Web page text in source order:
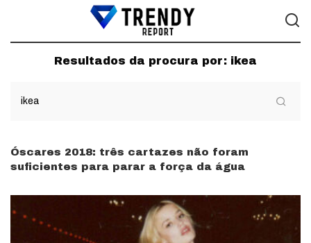
Resultados da procura por: ikea
Óscares 2018: três cartazes não foram
suficientes para parar a força da água